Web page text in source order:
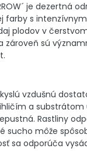
je dezertná
s
plodov v
sú
vzdušnú
a
Rastliny
sucho môže
sa odporúča